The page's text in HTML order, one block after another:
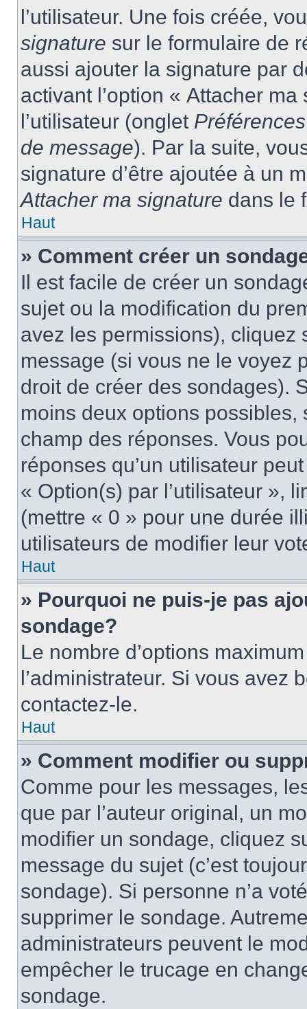
l’utilisateur. Une fois créée,
signature sur le formulaire de
aussi ajouter la signature par
activant l’option « Attacher
l’utilisateur (onglet
de message). Par la suite,
signature d’être ajoutée à un
Attacher ma signature dans le
Haut
» Comment créer un
Il est facile de créer un
sujet ou la modification du
avez les permissions), cliquez
message (si vous ne le voyez
droit de créer des sondages).
moins deux options
champ des réponses. Vous
réponses qu’un utilisateur
« Option(s) par l’utilisateur »,
(mettre « 0 » pour une durée
utilisateurs de modifier leur
Haut
» Pourquoi ne puis-je pas
sondage?
Le nombre d’options
l’administrateur. Si vous avez
contactez-le.
Haut
» Comment modifier ou
Comme pour les messages,
que par l’auteur original, un
modifier un sondage, cliquez
message du sujet (c’est
sondage). Si personne n’a
supprimer le sondage.
administrateurs peuvent le
empêcher le trucage en
sondage.